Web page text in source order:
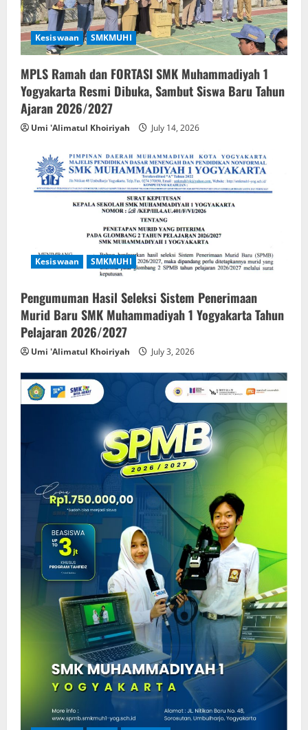
Kesiswaan SMKMUHI
MPLS Ramah dan FORTASI SMK Muhammadiyah 1
Yogyakarta Resmi Dibuka, Sambut Siswa Baru Tahun
Ajaran 2026/2027
Umi 'Alimatul Khoiriyah July 14, 2026
Kesiswaan SMKMUHI
Pengumuman Hasil Seleksi Sistem Penerimaan
Murid Baru SMK Muhammadiyah 1 Yogyakarta Tahun
Pelajaran 2026/2027
Umi 'Alimatul Khoiriyah July 3, 2026